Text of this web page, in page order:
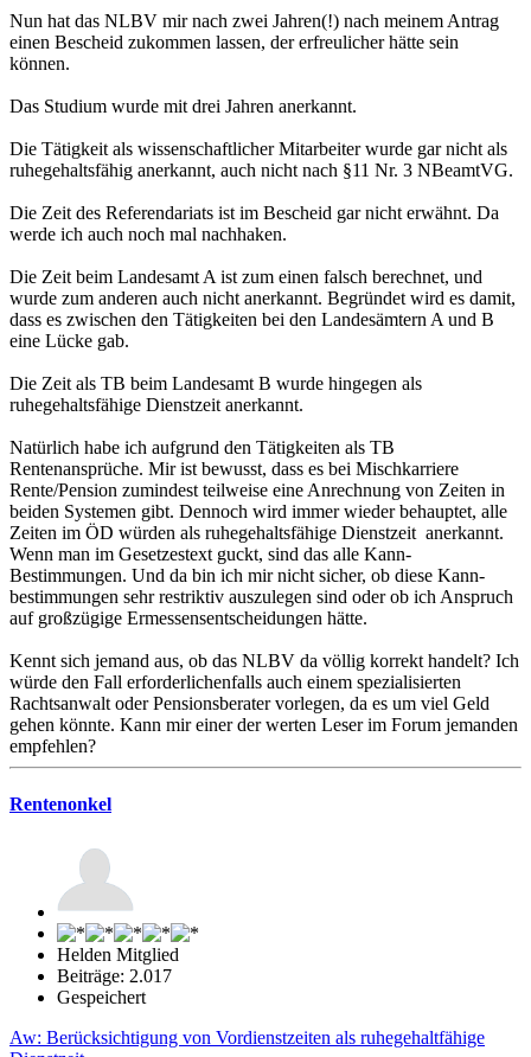
Nun hat das NLBV mir nach zwei Jahren(!) nach meinem Antrag
einen Bescheid zukommen lassen, der erfreulicher hätte sein
können.
Das Studium wurde mit drei Jahren anerkannt.
Die Tätigkeit als wissenschaftlicher Mitarbeiter wurde gar nicht als
ruhegehaltsfähig anerkannt, auch nicht nach §11 Nr. 3 NBeamtVG.
Die Zeit des Referendariats ist im Bescheid gar nicht erwähnt. Da
werde ich auch noch mal nachhaken.
Die Zeit beim Landesamt A ist zum einen falsch berechnet, und
wurde zum anderen auch nicht anerkannt. Begründet wird es damit,
dass es zwischen den Tätigkeiten bei den Landesämtern A und B
eine Lücke gab.
Die Zeit als TB beim Landesamt B wurde hingegen als
ruhegehaltsfähige Dienstzeit anerkannt.
Natürlich habe ich aufgrund den Tätigkeiten als TB
Rentenansprüche. Mir ist bewusst, dass es bei Mischkarriere
Rente/Pension zumindest teilweise eine Anrechnung von Zeiten in
beiden Systemen gibt. Dennoch wird immer wieder behauptet, alle
Zeiten im ÖD würden als ruhegehaltsfähige Dienstzeit anerkannt.
Wenn man im Gesetzestext guckt, sind das alle Kann-
Bestimmungen. Und da bin ich mir nicht sicher, ob diese Kann-
bestimmungen sehr restriktiv auszulegen sind oder ob ich Anspruch
auf großzügige Ermessensentscheidungen hätte.
Kennt sich jemand aus, ob das NLBV da völlig korrekt handelt? Ich
würde den Fall erforderlichenfalls auch einem spezialisierten
Rachtsanwalt oder Pensionsberater vorlegen, da es um viel Geld
gehen könnte. Kann mir einer der werten Leser im Forum jemanden
empfehlen?
Rentenonkel
Helden Mitglied
Beiträge: 2.017
Gespeichert
Aw: Berücksichtigung von Vordienstzeiten als ruhegehaltfähige